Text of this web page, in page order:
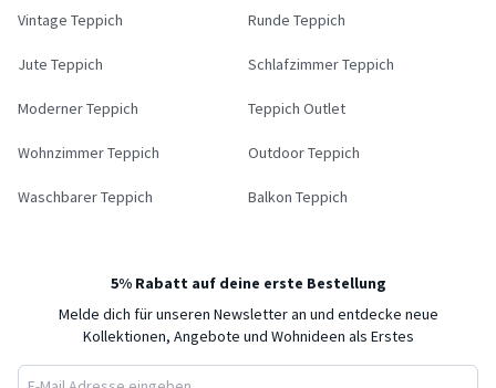
Vintage Teppich Runde Teppich
Jute Teppich Schlafzimmer Teppich
Moderner Teppich Teppich Outlet
Wohnzimmer Teppich Outdoor Teppich
Waschbarer Teppich Balkon Teppich
5% Rabatt auf deine erste Bestellung
Melde dich für unseren Newsletter an und entdecke neue
Kollektionen, Angebote und Wohnideen als Erstes